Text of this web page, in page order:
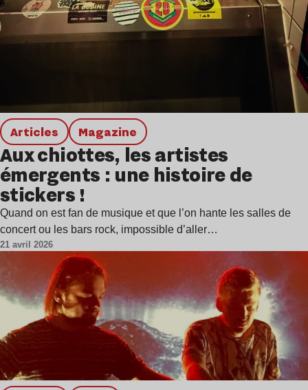
Articles magazine
Aux chiottes, les artistes
émergents : une histoire de
stickers !
Quand on est fan de musique et que l’on hante les salles de
concert ou les bars rock, impossible d’aller…
21 avril 2026